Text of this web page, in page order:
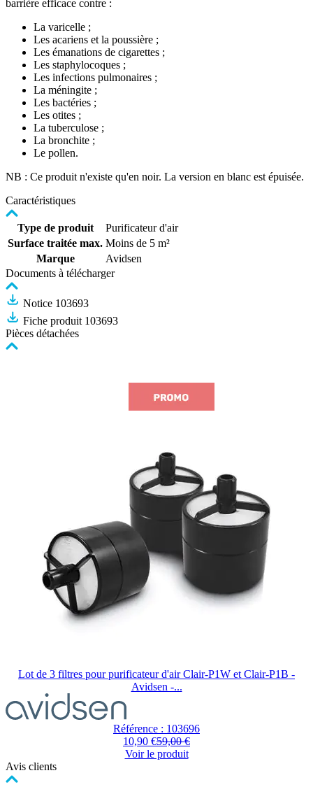
barrière efficace contre :
La varicelle ;
Les acariens et la poussière ;
Les émanations de cigarettes ;
Les staphylocoques ;
Les infections pulmonaires ;
La méningite ;
Les bactéries ;
Les otites ;
La tuberculose ;
La bronchite ;
Le pollen.
NB : Ce produit n'existe qu'en noir. La version en blanc est épuisée.
Caractéristiques
Type de produit
Purificateur d'air
Surface traitée max. Moins de 5 m²
Marque
Avidsen
Documents à télécharger
Notice 103693
Fiche produit 103693
Pièces détachées
Lot de 3 filtres pour purificateur d'air Clair-P1W et Clair-P1B -
Avidsen -...
Référence : 103696
10,90 €59,00 €
Voir le produit
Avis clients